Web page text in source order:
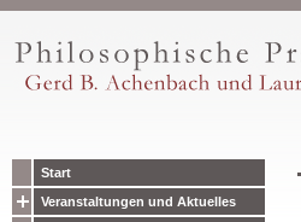
Start
Veranstaltungen und Aktuelles